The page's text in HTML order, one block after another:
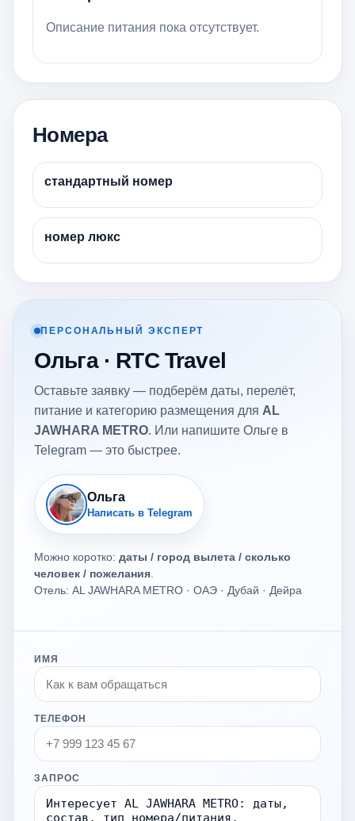
Описание питания пока отсутствует.
Номера
стандартный номер
номер люкс
ПЕРСОНАЛЬНЫЙ ЭКСПЕРТ
Ольга · RTC Travel
Оставьте заявку — подберём даты, перелёт,
питание и категорию размещения для AL
JAWHARA METRO. Или напишите Ольге в
Telegram — это быстрее.
Ольга
Написать в Telegram
Можно коротко: даты / город вылета / сколько
человек / пожелания
Отель: AL JAWHARA METRO · ОАЭ · Дубай · Дейра
ИМЯ
ТЕЛЕФОН
ЗАПРОС